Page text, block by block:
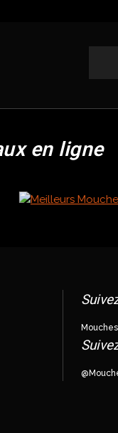
en ligne